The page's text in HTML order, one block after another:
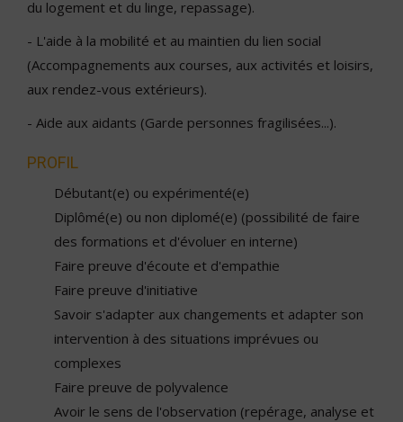
du logement et du linge, repassage).
- L'aide à la mobilité et au maintien du lien social
(Accompagnements aux courses, aux activités et loisirs,
aux rendez-vous extérieurs).
- Aide aux aidants (Garde personnes fragilisées...).
PROFIL
Débutant(e) ou expérimenté(e)
Diplômé(e) ou non diplomé(e) (possibilité de faire
des formations et d'évoluer en interne)
Faire preuve d'écoute et d'empathie
Faire preuve d'initiative
Savoir s'adapter aux changements et adapter son
intervention à des situations imprévues ou
complexes
Faire preuve de polyvalence
Avoir le sens de l'observation (repérage, analyse et